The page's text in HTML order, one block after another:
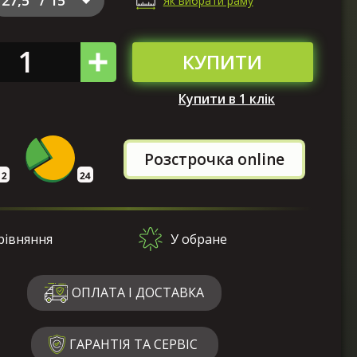
КУПИТИ
Купити в 1 клік
Розстрочка online
У обране
ОПЛАТА І ДОСТАВКА
ГАРАНТІЯ ТА СЕРВІС